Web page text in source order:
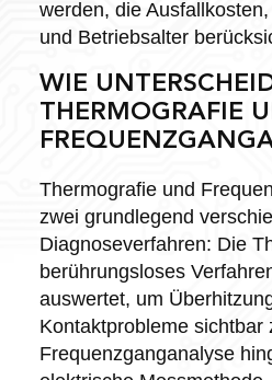
werden, die
und Betriebsalter
WIE
THERMOGRAFIE
Thermografie und
zwei grundlegend
Diagnoseverfahren: Die
berührungsloses
auswertet, um
Kontaktprobleme sichtbar
Frequenzganganalyse